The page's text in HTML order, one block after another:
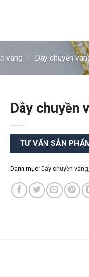
vàng / Dây chuyền
Dây chuyền
TƯ VẤN SẢN
Danh mục:Dây chuyền vàng